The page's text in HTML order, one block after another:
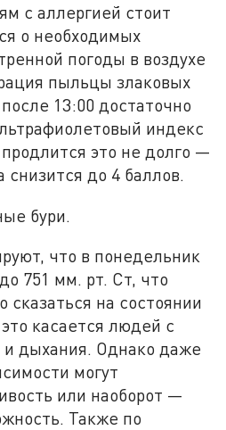
с аллергией стоит
о необходимых
погоды в воздухе
пыльцы злаковых
13:00 достаточно
индекс
это не долго —
снизится до 4 баллов.
бури.
что в понедельник
751 мм. рт. Ст, что
на состоянии
касается людей с
дыхания. Однако даже
могут
или наоборот —
Также по